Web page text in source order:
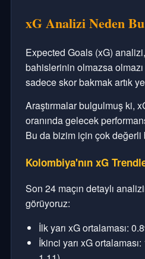
xG Analizi Neden
Expected Goals (xG)
bahislerinin olmazsa
sadece skor bakmak artık
Araştırmalar bulgulmuş ki,
oranında gelecek
Bu da bizim için çok değerli
Kolombiya'nın xG
Son 24 maçın detaylı
görüyoruz:
İlk yarı xG ortalaması:
İkinci yarı xG